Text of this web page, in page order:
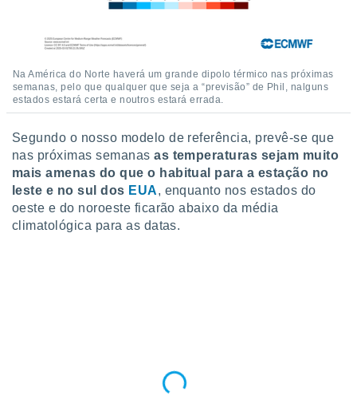
Na América do Norte haverá um grande dipolo térmico nas próximas
semanas, pelo que qualquer que seja a “previsão” de Phil, nalguns
estados estará certa e noutros estará errada.
Segundo o nosso modelo de referência, prevê-se que
nas próximas semanasas temperaturas sejam muito
mais amenas do que o habitual para a estação no
leste e no sul dos EUA, enquanto nos estados do
oeste e do noroeste ficarão abaixo da média
climatológica para as datas.